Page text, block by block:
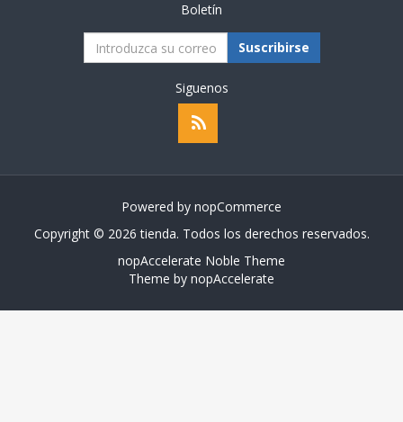
Boletín
Suscribirse
Siguenos
Powered by nopCommerce
Copyright © 2026 tienda. Todos los derechos reservados.
nopAccelerate Noble Theme
Theme by nopAccelerate